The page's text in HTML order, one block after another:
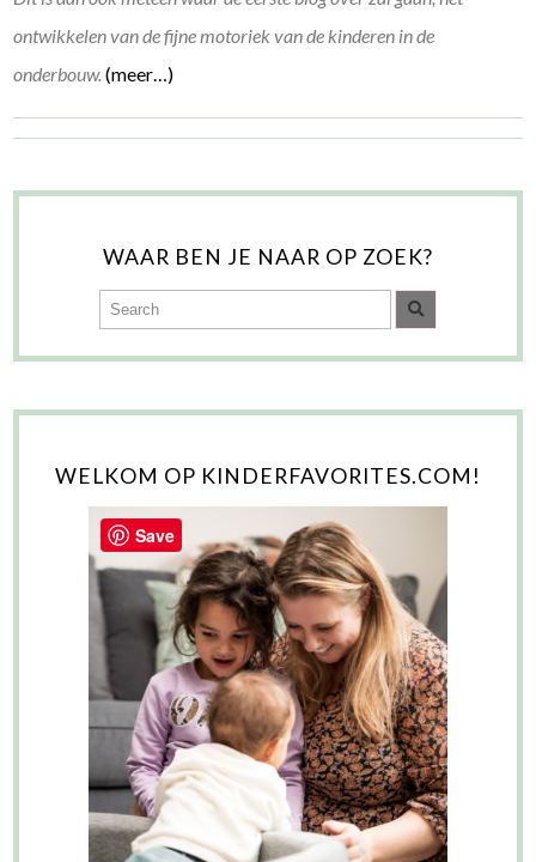
ontwikkelen van de fijne motoriek van de kinderen in de
onderbouw. (meer…)
WAAR BEN JE NAAR OP ZOEK?
WELKOM OP KINDERFAVORITES.COM!
Save